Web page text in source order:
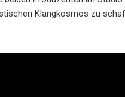
Klangkosmos zu